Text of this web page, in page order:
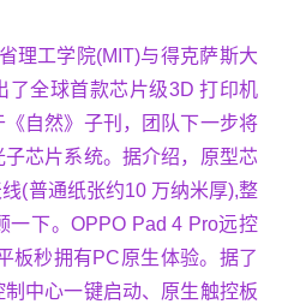
理工学院(MIT)与得克萨斯大
了全球首款芯片级3D 打印机
自然》子刊，团队下一步将
芯片系统。据介绍，原型芯
(普通纸张约10 万纳米厚),整
一下。OPPO Pad 4 Pro远控
板秒拥有PC原生体验。据了
中心一键启动、原生触控板